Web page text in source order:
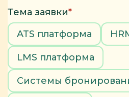
Тема заявки*
ATS платформа
LMS платформа
Системы